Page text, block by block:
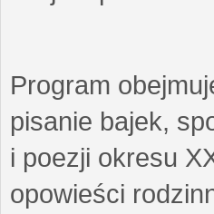
Program
pisanie bajek,
i poezji okresu
opowieści